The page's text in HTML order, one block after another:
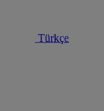
Türkçe